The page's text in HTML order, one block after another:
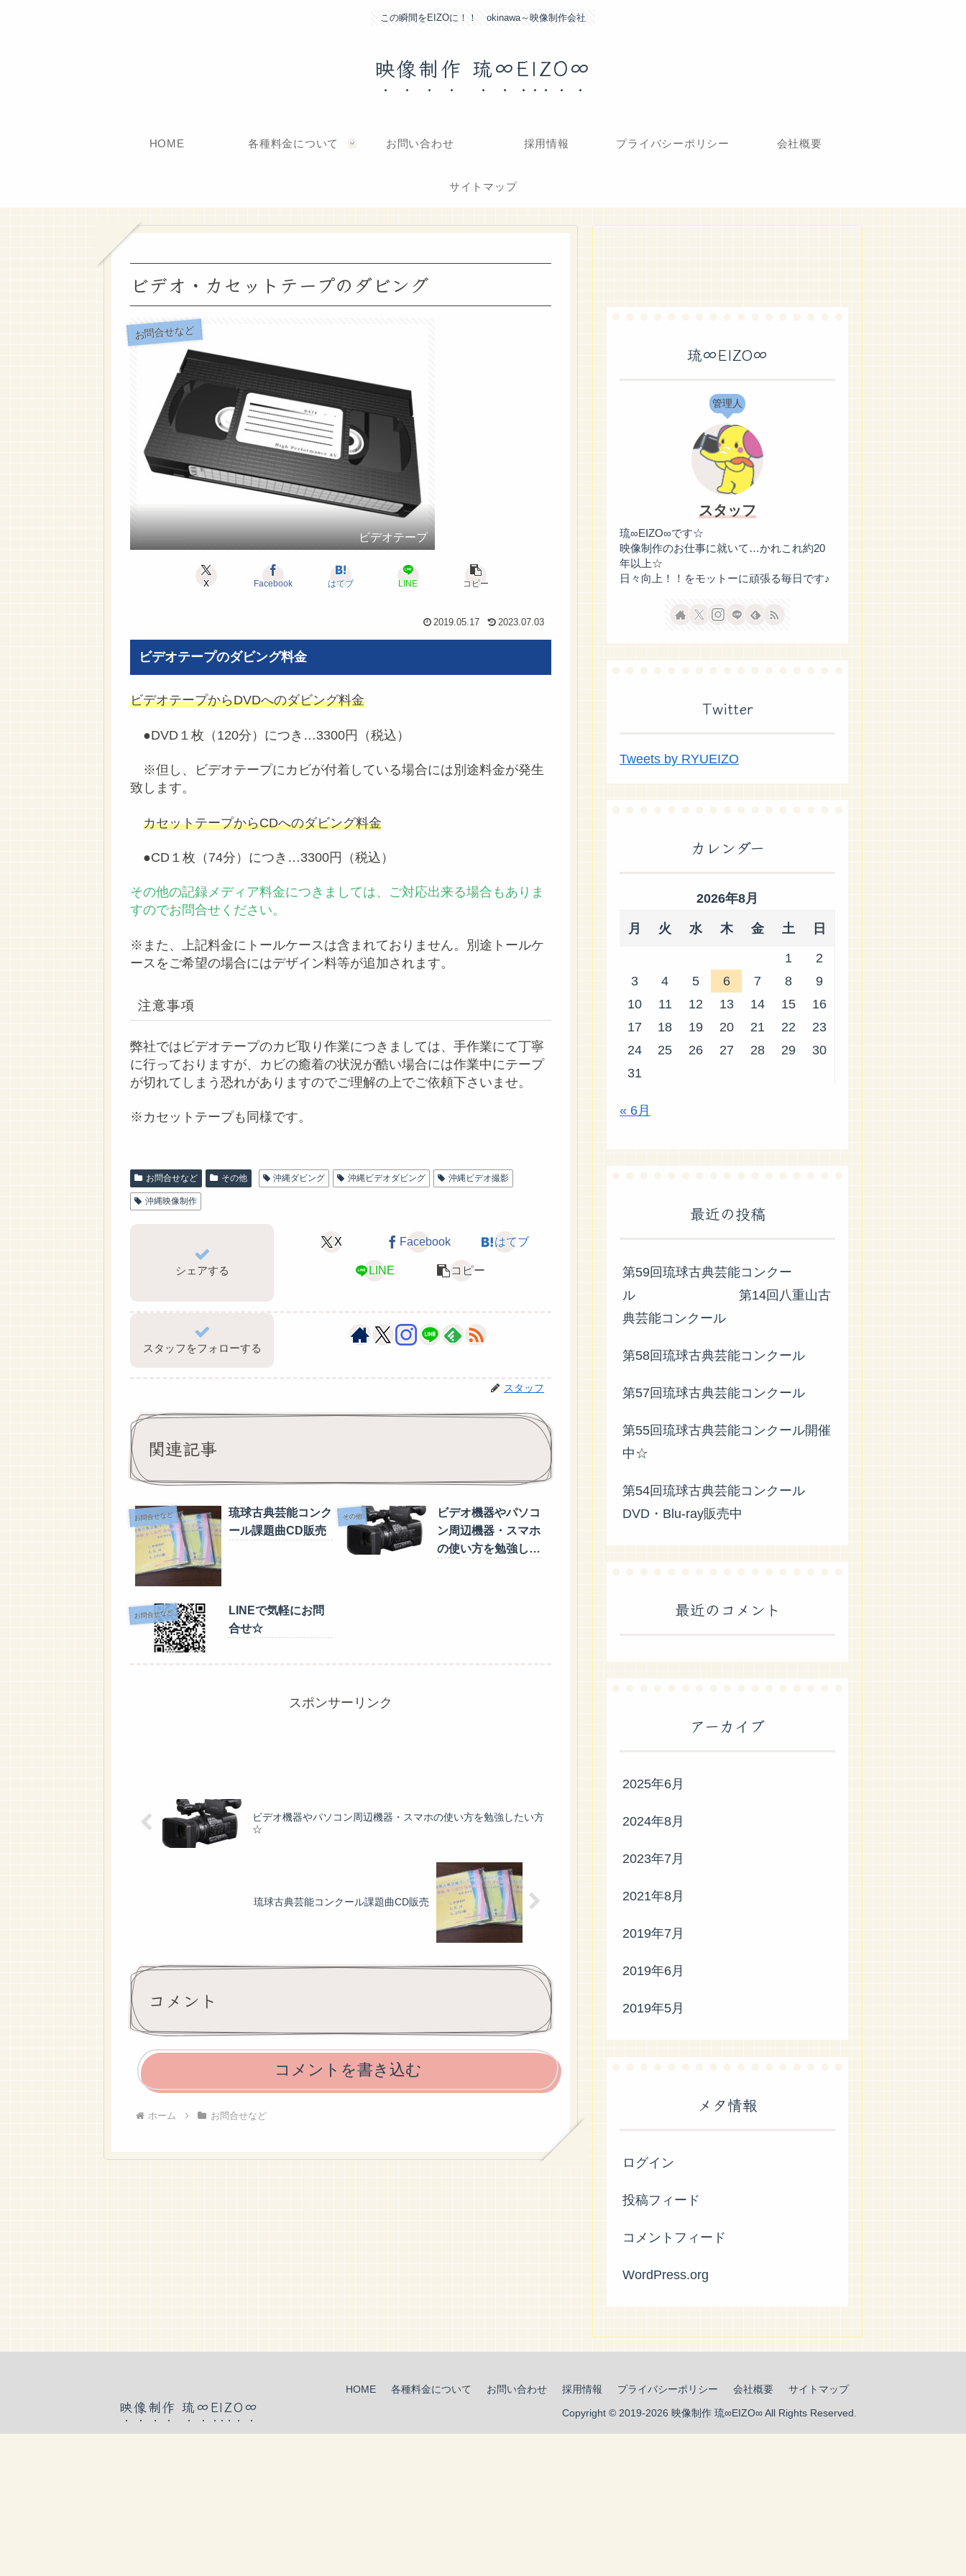
この瞬間をEIZOに！！ okinawa～映像制作会社
映像制作 琉∞EIZO∞
HOME 各種料金について お問い合わせ 採用情報 プライバシーポリシー 会社概要
サイトマップ
ビデオ・カセットテープのダビング
お問合せなど
ビデオテープ
X Facebook はてブ LINE コピー
2019.05.17 2023.07.03
ビデオテープのダビング料金
ビデオテープからDVDへのダビング料金
●DVD１枚（120分）につき…3300円（税込）
※但し、ビデオテープにカビが付着している場合には別途料金が発生
致します。
カセットテープからCDへのダビング料金
●CD１枚（74分）につき…3300円（税込）
その他の記録メディア料金につきましては、ご対応出来る場合もありま
すのでお問合せください。
※また、上記料金にトールケースは含まれておりません。別途トールケ
ースをご希望の場合にはデザイン料等が追加されます。
注意事項
弊社ではビデオテープのカビ取り作業につきましては、手作業にて丁寧
に行っておりますが、カビの癒着の状況が酷い場合には作業中にテープ
が切れてしまう恐れがありますのでご理解の上でご依頼下さいませ。
※カセットテープも同様です。
お問合せなど その他 沖縄ダビング 沖縄ビデオダビング 沖縄ビデオ撮影
沖縄映像制作
シェアする
X Facebook はてブ
LINE コピー
スタッフをフォローする
スタッフ
関連記事
お問合せなど
琉球古典芸能コンク
ール課題曲CD販売
その他
ビデオ機器やパソコ
ン周辺機器・スマホ
の使い方を勉強した
お問合せなど
LINEで気軽にお問
合せ☆
スポンサーリンク
ビデオ機器やパソコン周辺機器・スマホの使い方を勉強したい方
☆
琉球古典芸能コンクール課題曲CD販売
コメント
コメントを書き込む
ホーム お問合せなど
琉∞EIZO∞
管理人
スタッフ
琉∞EIZO∞です☆
映像制作のお仕事に就いて…かれこれ約20
年以上☆
日々向上！！をモットーに頑張る毎日です♪
Twitter
Tweets by RYUEIZO
カレンダー
2026年8月
月 火 水 木 金 土 日
1
2
3
4 5 6 7 8
9
10
11 12 13 14 15
16
17
18 19 20 21 22
23
24
25 26 27 28 29
30
31
« 6月
最近の投稿
第59回琉球古典芸能コンクー
ル 第14回八重山古
典芸能コンクール
第58回琉球古典芸能コンクール
第57回琉球古典芸能コンクール
第55回琉球古典芸能コンクール開催
中☆
第54回琉球古典芸能コンクール
DVD・Blu-ray販売中
最近のコメント
アーカイブ
2025年6月
2024年8月
2023年7月
2021年8月
2019年7月
2019年6月
2019年5月
メタ情報
ログイン
投稿フィード
コメントフィード
WordPress.org
映像制作 琉∞EIZO∞
HOME 各種料金について お問い合わせ 採用情報 プライバシーポリシー 会社概要 サイトマップ
Copyright © 2019-2026 映像制作 琉∞EIZO∞ All Rights Reserved.